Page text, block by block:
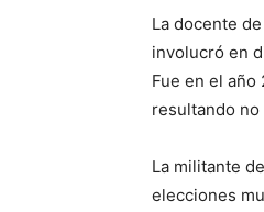
La docente
involucró en
Fue en el
resultando
La militante
elecciones